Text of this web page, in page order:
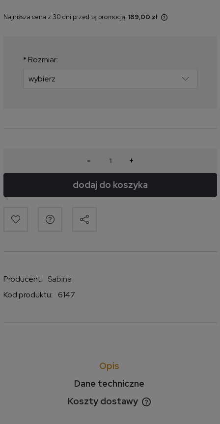
Najniższa cena z 30 dni przed tą promocją: 189,00 zł
* Rozmiar:
- +
dodaj do koszyka
Producent:
Sabina
Kod produktu:
6147
Opis
Dane techniczne
Koszty dostawy
Cena nie zawiera ewentualnych kosztów płatności